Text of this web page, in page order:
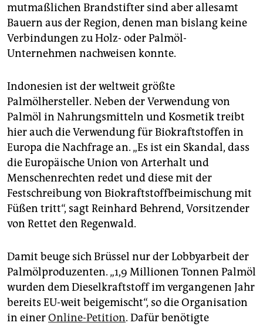
mutmaßlichen Brandstifter sind aber allesamt
Bauern aus der Region, denen man bislang keine
Verbindungen zu Holz- oder Palmöl-
Unternehmen nachweisen konnte.
Indonesien ist der weltweit größte
Palmölhersteller. Neben der Verwendung von
Palmöl in Nahrungsmitteln und Kosmetik treibt
hier auch die Verwendung für Biokraftstoffen in
Europa die Nachfrage an. „Es ist ein Skandal, dass
die Europäische Union von Arterhalt und
Menschenrechten redet und diese mit der
Festschreibung von Biokraftstoffbeimischung mit
Füßen tritt“, sagt Reinhard Behrend, Vorsitzender
von Rettet den Regenwald.
Damit beuge sich Brüssel nur der Lobbyarbeit der
Palmölproduzenten. „1,9 Millionen Tonnen Palmöl
wurden dem Dieselkraftstoff im vergangenen Jahr
bereits EU-weit beigemischt“, so die Organisation
in einerOnline-Petition. Dafür benötigte